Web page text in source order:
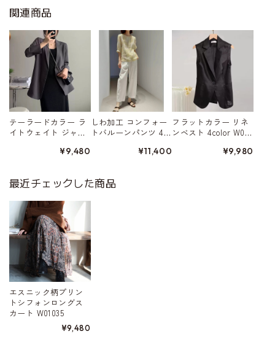
関連商品
テーラードカラー ラ
イトウェイト ジャ
¥9,480
しわ加工 コンフォー
トバルーンパンツ 4c
¥11,400
フラットカラー リネ
ンベスト 4color W015
¥9,980
最近チェックした商品
エスニック柄プリン
トシフォンロングス
カート W01035
¥9,480